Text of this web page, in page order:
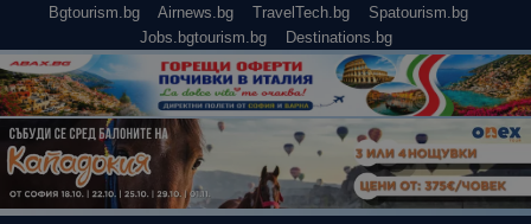
Bgtourism.bg Airnews.bg TravelTech.bg
Spatourism.bg
Jobs.bgtourism.bg
Destinations.bg